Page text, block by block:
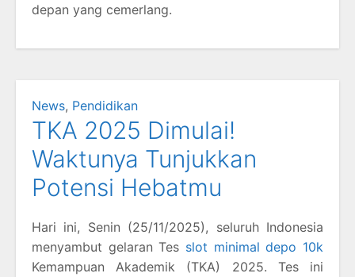
depan yang cemerlang.
News, Pendidikan
TKA 2025 Dimulai!
Waktunya Tunjukkan
Potensi Hebatmu
Hari ini, Senin (25/11/2025), seluruh Indonesia
menyambut gelaran Tes slot minimal depo 10k
Kemampuan Akademik (TKA) 2025. Tes ini